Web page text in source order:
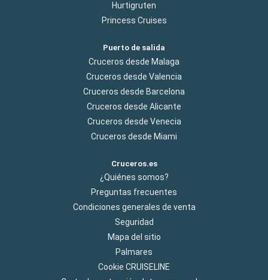
Hurtigruten
Princess Cruises
Puerto de salida
Cruceros desde Malaga
Cruceros desde Valencia
Cruceros desde Barcelona
Cruceros desde Alicante
Cruceros desde Venecia
Cruceros desde Miami
Cruceros.es
¿Quiénes somos?
Preguntas frecuentes
Condiciones generales de venta
Seguridad
Mapa del sitio
Palmares
Cookie CRUISELINE